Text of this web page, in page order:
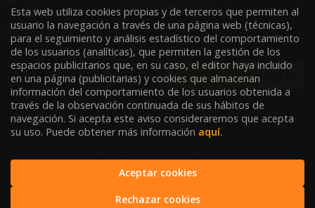
infoweb@libreriasoriano.com
C/ Xàtiva 15
46002 Valencia España
Condiciones de venta
Política de Protección de Datos
Política de Cookies
Esta web utiliza cookies propias y de terceros que permiten al
usuario la navegación a través de una página web (técnicas),
para el seguimiento y análisis estadístico del comportamiento
de los usuarios (analíticas), que permiten la gestión de los
espacios publicitarios que, en su caso, el editor haya incluido
en una página (publicitarias) y cookies que almacenan
información del comportamiento de los usuarios obtenida a
través de la observación continuada de sus hábitos de
navegación. Si acepta este aviso consideraremos que acepta
su uso. Puede obtener más información aquí.
Rechazar cookies
Aceptar cookies